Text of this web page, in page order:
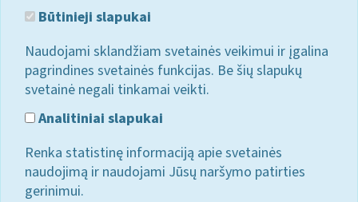
Būtinieji slapukai
Naudojami sklandžiam svetainės veikimui ir įgalina
pagrindines svetainės funkcijas. Be šių slapukų
svetainė negali tinkamai veikti.
Analitiniai slapukai
Renka statistinę informaciją apie svetainės
naudojimą ir naudojami Jūsų naršymo patirties
gerinimui.